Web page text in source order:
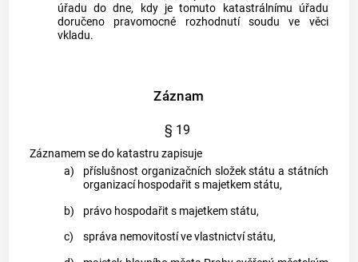
úřadu do dne, kdy je tomuto katastrálnímu úřadu
doručeno pravomocné rozhodnutí soudu ve věci
vkladu.
Záznam
§ 19
Záznamem se do katastru zapisuje
a)
příslušnost organizačních složek státu a státních
organizací hospodařit s majetkem státu,
b)
právo hospodařit s majetkem státu,
c)
správa nemovitostí ve vlastnictví státu,